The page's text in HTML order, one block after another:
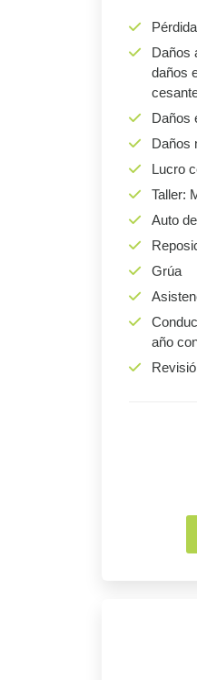
Daños
daños
Daños
Daños
Lucro
Taller:
Auto
Grúa
año